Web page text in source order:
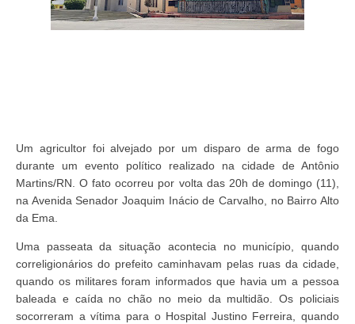
Um agricultor foi alvejado por um disparo de arma de fogo
durante um evento político realizado na cidade de Antônio
Martins/RN. O fato ocorreu por volta das 20h de domingo (11),
na Avenida Senador Joaquim Inácio de Carvalho, no Bairro Alto
da Ema.
Uma passeata da situação acontecia no município, quando
correligionários do prefeito caminhavam pelas ruas da cidade,
quando os militares foram informados que havia um a pessoa
baleada e caída no chão no meio da multidão. Os policiais
socorreram a vítima para o Hospital Justino Ferreira, quando